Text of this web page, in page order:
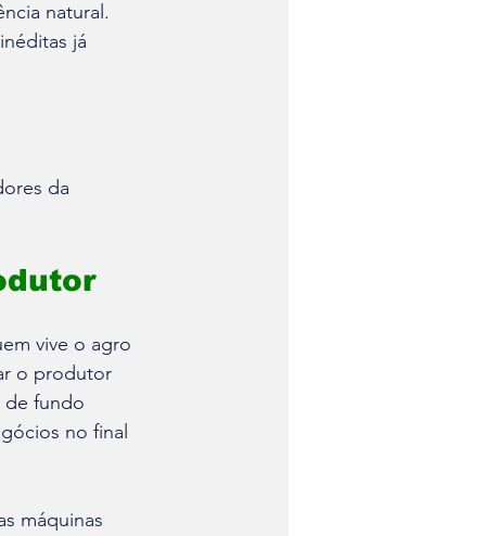
natural.
já
da
vive o agro
o produtor
de fundo
no final
máquinas